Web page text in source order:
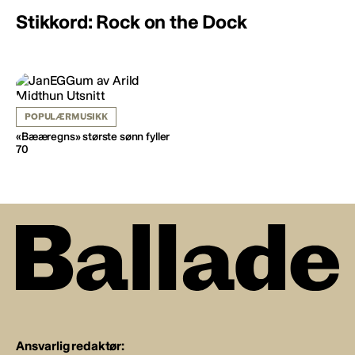
Stikkord: Rock on the Dock
POPULÆRMUSIKK
«Bææregns» største sønn fyller
70
Ansvarlig redaktør: